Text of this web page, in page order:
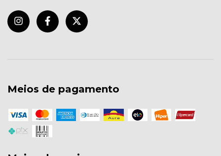
Meios de pagamento